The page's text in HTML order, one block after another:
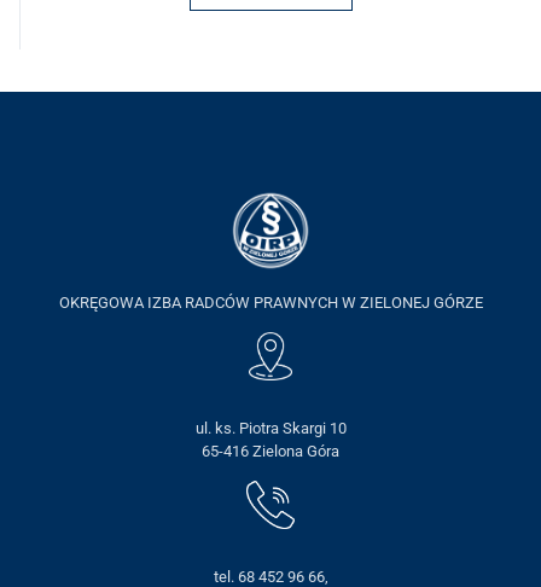
OKRĘGOWA IZBA RADCÓW PRAWNYCH W ZIELONEJ GÓRZE
ul. ks. Piotra Skargi 10
65-416 Zielona Góra
tel. 68 452 96 66,